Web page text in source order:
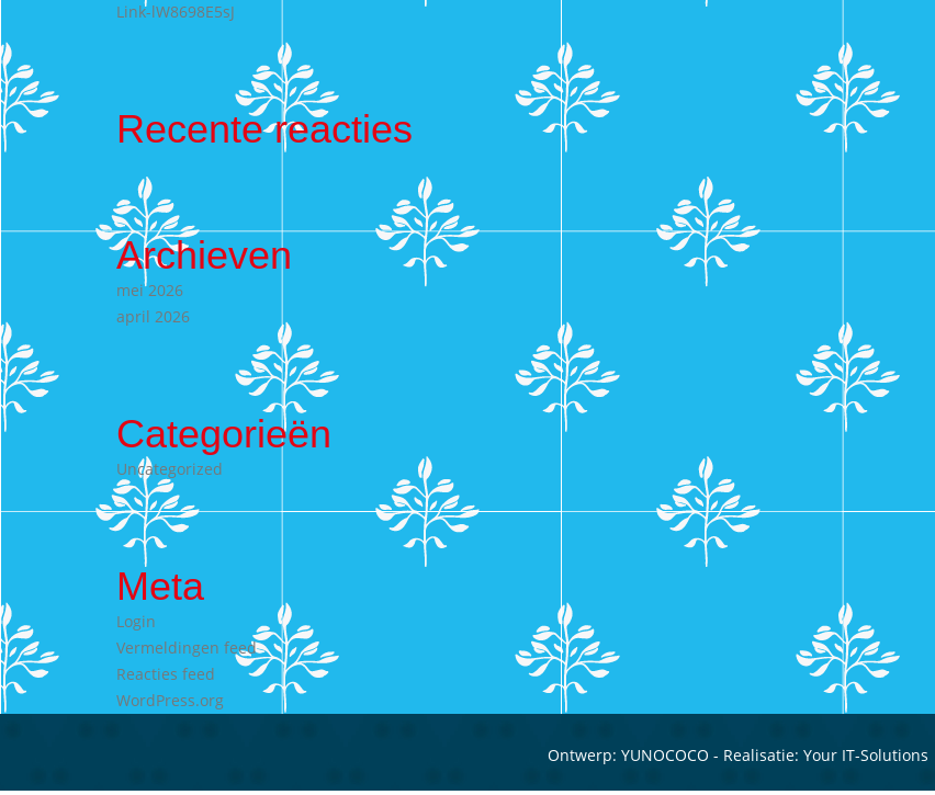
Link-lW8698E5sJ
Recente reacties
Archieven
mei 2026
april 2026
Categorieën
Uncategorized
Meta
Login
Vermeldingen feed
Reacties feed
WordPress.org
Ontwerp: YUNOCOCO - Realisatie: Your IT-Solutions